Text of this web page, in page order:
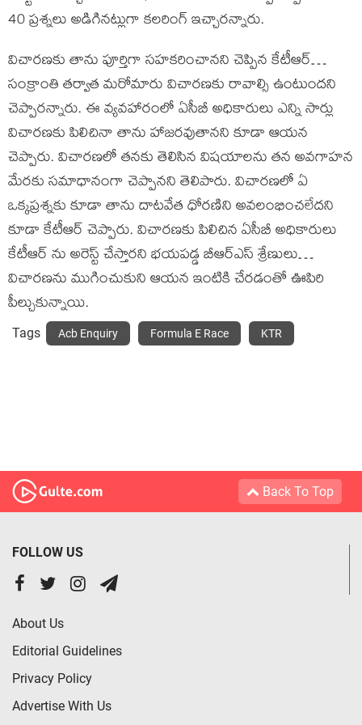
40 ప్రశ్నలు అడిగినట్లుగా కలరింగ్ ఇచ్చారన్నారు.
విచారణకు తాను పూర్తిగా సహకరించానని చెప్పిన కేటీఆర్…
సంక్రాంతి తర్వాత మరోమారు విచారణకు రావాల్సి ఉంటుందని
చెప్పారన్నారు. ఈ వ్యవహారంలో ఏసీబీ అధికారులు ఎన్ని సార్లు
విచారణకు పిలిచినా తాను హాజరవుతానని కూడా ఆయన
చెప్పారు. విచారణలో తనకు తెలిసిన విషయాలను తన అవగాహన
మేరకు సమాధానంగా చెప్పానని తెలిపారు. విచారణలో ఏ
ఒక్కప్రశ్నకు కూడా తాను దాటవేత ధోరణిని అవలంభించలేదని
కూడా కేటీఆర్ చెప్పారు. విచారణకు పిలిచిన ఏసీబీ అధికారులు
కేటీఆర్ ను అరెస్ట్ చేస్తారని భయపడ్డ బీఆర్ఎస్ శ్రేణులు…
విచారణను ముగించుకుని ఆయన ఇంటికి చేరడంతో ఊపిరి
పీల్చుకున్నాయి.
Tags Acb Enquiry Formula E Race KTR
Back To Top
FOLLOW US
About Us
Editorial Guidelines
Privacy Policy
Advertise With Us